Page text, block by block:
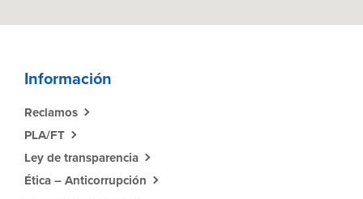
Información
Reclamos
PLA/FT
Ley de transparencia
Ética – Anticorrupción